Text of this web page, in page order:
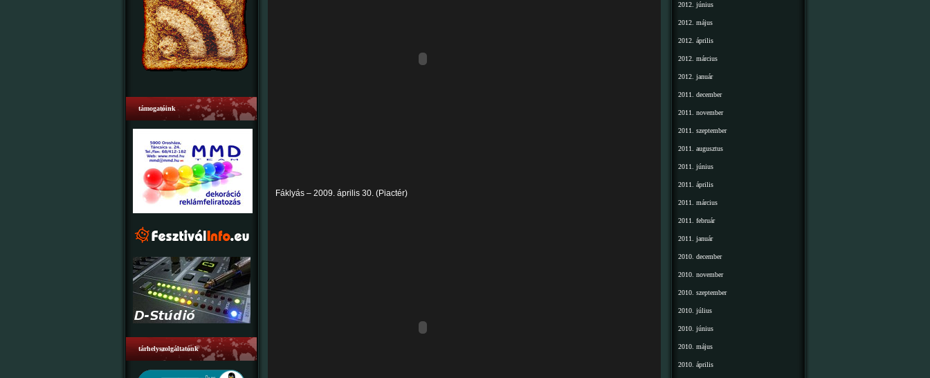
támogatóink
tárhelyszolgáltatónk
Fáklyás – 2009. április 30. (Piactér)
2012. június
2012. május
2012. április
2012. március
2012. január
2011. december
2011. november
2011. szeptember
2011. augusztus
2011. június
2011. április
2011. március
2011. február
2011. január
2010. december
2010. november
2010. szeptember
2010. július
2010. június
2010. május
2010. április